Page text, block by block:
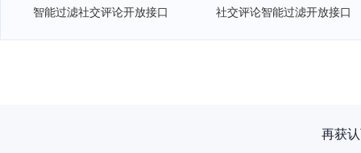
智能过滤社交评论开放接口
社交评论智能过滤开放接口
再获